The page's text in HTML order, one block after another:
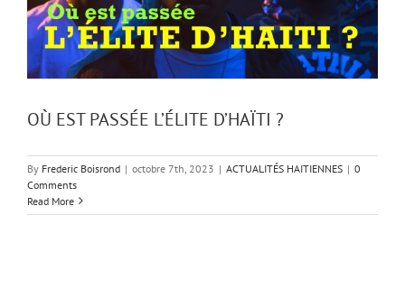
OÙ EST PASSÉE L’ÉLITE D’HAÏTI ?
By Frederic Boisrond | octobre 7th, 2023 | ACTUALITÉS HAITIENNES | 0
Comments
Read More